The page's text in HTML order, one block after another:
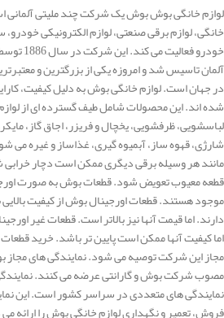
لوازم خانگی بوش بوش یک شرکت چند ملیتی آلمانی
خانگی، لوازم برقی صنعتی، لوازم الکترونیکی
خودرو
آلمان تاسیس شد و امروزه یکی از بزرگترین و
در جهان است. لوازم خانگی بوش به دلیل کیفیت،
شده اند. این محصولات شامل طیف گسترده ای از
لباسشویی، ظرفشویی، یخچال و فریزر، اجاق گاز،
شارژی، قهوه ساز، آبمیوه گیری، غذاساز و غیره
مانند هر وسیله برقی دیگری ممکن است دچار
قطعه معیوب تعویض شود. قطعات بوش به صورت
موجود هستند. قطعات اورجینال بوش از کیفیت
دارند. اما قیمت آنها نیز بالاتر است. قطعات غیر
اما کیفیت آنها ممکن است پایین تر باشد. خرید
مجاز این شرکت توصیه می شود. نمایندگی های مجاز
مصوب شرکت بوش و گارانتی عرضه می کنند.
نمایندگی های متعددی در سراسر کشور است. این
فروش، تعمیر و نگهداری لوازم خانگی بوش را ارائه